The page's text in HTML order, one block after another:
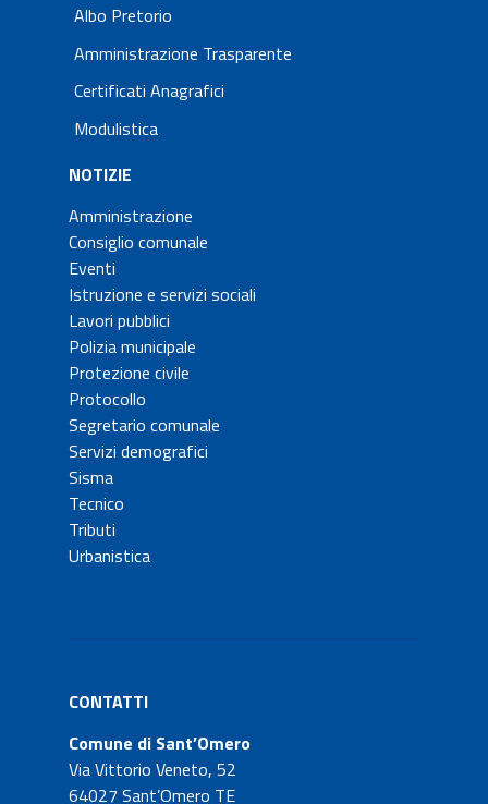
Albo Pretorio
Amministrazione Trasparente
Certificati Anagrafici
Modulistica
NOTIZIE
Amministrazione
Consiglio comunale
Eventi
Istruzione e servizi sociali
Lavori pubblici
Polizia municipale
Protezione civile
Protocollo
Segretario comunale
Servizi demografici
Sisma
Tecnico
Tributi
Urbanistica
CONTATTI
Comune di Sant’Omero
Via Vittorio Veneto, 52
64027 Sant’Omero TE